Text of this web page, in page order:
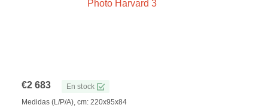
€2 683
En stock
Medidas (L/P/A), cm: 220x95x84